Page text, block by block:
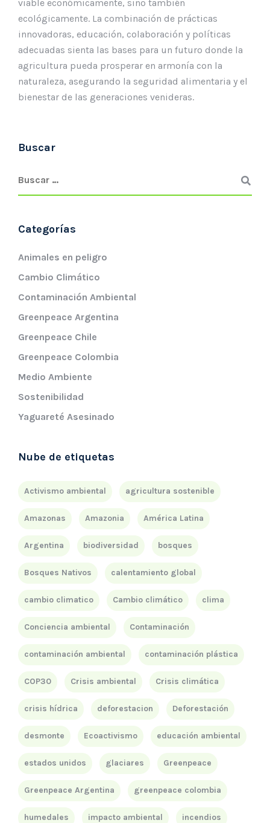
viable económicamente, sino también
ecológicamente. La combinación de prácticas
innovadoras, educación, colaboración y políticas
adecuadas sienta las bases para un futuro donde la
agricultura pueda prosperar en armonía con la
naturaleza, asegurando la seguridad alimentaria y el
bienestar de las generaciones venideras.
Buscar
Categorías
Animales en peligro
Cambio Climático
Contaminación Ambiental
Greenpeace Argentina
Greenpeace Chile
Greenpeace Colombia
Medio Ambiente
Sostenibilidad
Yaguareté Asesinado
Nube de etiquetas
Activismo ambiental agricultura sostenible
Amazonas Amazonia América Latina
Argentina biodiversidad bosques
Bosques Nativos calentamiento global
cambio climatico Cambio climático clima
Conciencia ambiental Contaminación
contaminación ambiental contaminación plástica
COP30 Crisis ambiental Crisis climática
crisis hídrica deforestacion Deforestación
desmonte Ecoactivismo educación ambiental
estados unidos glaciares Greenpeace
Greenpeace Argentina greenpeace colombia
humedales impacto ambiental incendios